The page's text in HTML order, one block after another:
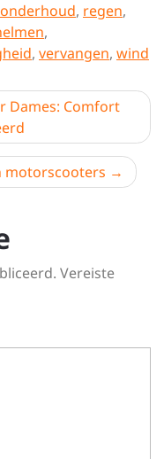
onderhoud, regen,
,
, vervangen, wind
Dames: Comfort
motorscooters
Vereiste